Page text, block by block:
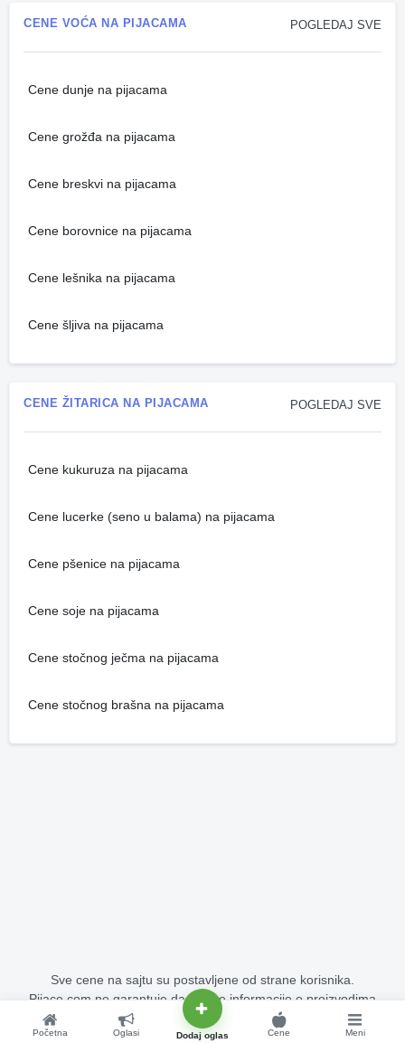
POGLEDAJ SVE
CENE VOĆA NA PIJACAMA
Cene dunje na pijacama
Cene grožđa na pijacama
Cene breskvi na pijacama
Cene borovnice na pijacama
Cene lešnika na pijacama
Cene šljiva na pijacama
POGLEDAJ SVE
CENE ŽITARICA NA PIJACAMA
Cene kukuruza na pijacama
Cene lucerke (seno u balama) na pijacama
Cene pšenice na pijacama
Cene soje na pijacama
Cene stočnog ječma na pijacama
Cene stočnog brašna na pijacama
Sve cene na sajtu su postavljene od strane korisnika.
Pijace.com ne garantuje da su sve informacije o proizvodima
potpuno tačne i bez grešaka.
Copyright © 2015 - 2026 Pijace.com Sva prava su zadržana.
Početna Oglasi Dodaj oglas Cene Meni